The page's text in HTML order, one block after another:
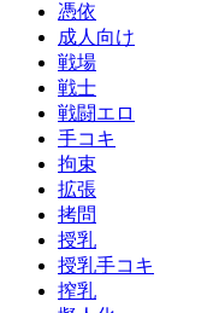
憑依
成人向け
戦場
戦士
戦闘エロ
手コキ
拘束
拡張
拷問
授乳
授乳手コキ
搾乳